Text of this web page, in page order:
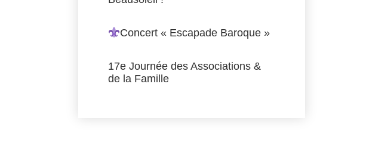
Concert « Escapade Baroque »
17e Journée des Associations &
de la Famille